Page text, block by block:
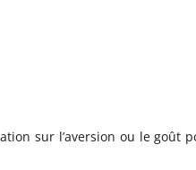
sur l’aversion ou le goût